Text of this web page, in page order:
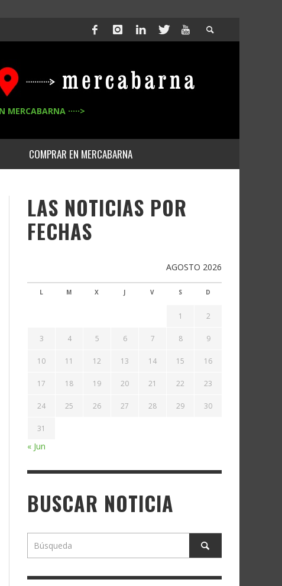
MERCABARNA ·····>
COMPRAR EN MERCABARNA
LAS NOTICIAS POR
FECHAS
AGOSTO 2026
L M X J V S D
1 2
3 4 5 6 7 8 9
10 11 12 13 14 15 16
17 18 19 20 21 22 23
24 25 26 27 28 29 30
31
« Jun
BUSCAR NOTICIA